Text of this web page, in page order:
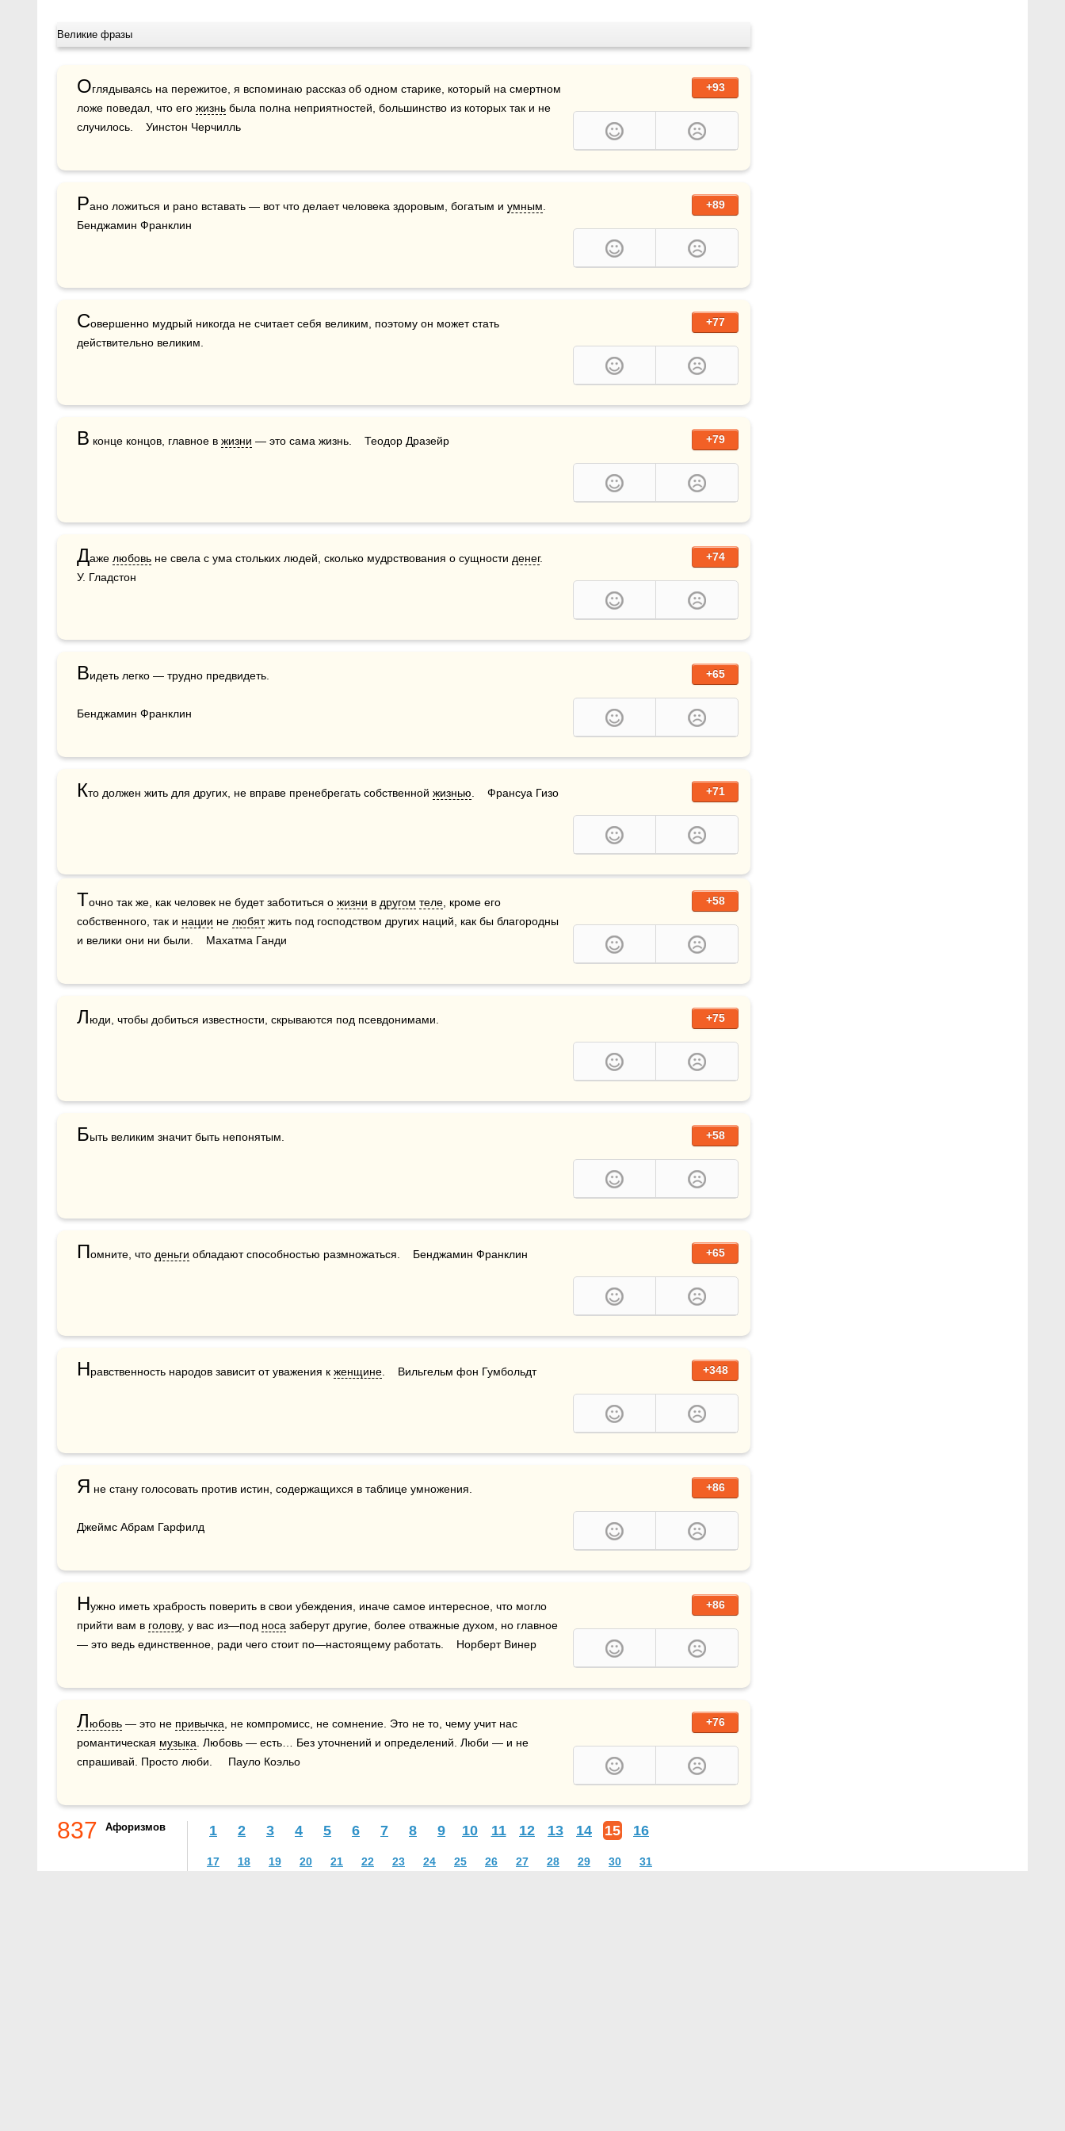
Великие фразы
+93
Оглядываясь на пережитое, я вспоминаю рассказ об одном старике, который на смертном
ложе поведал, что его жизнь была полна неприятностей, большинство из которых так и не
случилось.    Уинстон Черчилль
+89
Рано ложиться и рано вставать — вот что делает человека здоровым, богатым и умным
Бенджамин Франклин
+77
Совершенно мудрый никогда не считает себя великим, поэтому он может стать
действительно великим.
+79
В конце концов, главное в жизни — это сама жизнь.    Теодор Дразейр
+74
Даже любовь не свела с ума стольких людей, сколько мудрствования о сущности денег.
У. Гладстон
+65
Видеть легко — трудно предвидеть.
Бенджамин Франклин
+71
Кто должен жить для других, не вправе пренебрегать собственной жизнью .    Франсуа Гизо
+58
Точно так же, как человек не будет заботиться о жизни в другом теле , кроме его
собственного, так и нации не любят жить под господством других наций, как бы благородны
и велики они ни были.    Махатма Ганди
+75
Люди, чтобы добиться известности, скрываются под псевдонимами.
+58
Быть великим значит быть непонятым.
+65
Помните, что деньги обладают способностью размножаться.    Бенджамин Франклин
+348
Нравственность народов зависит от уважения к женщине .    Вильгельм фон Гумбольдт
+86
Я не стану голосовать против истин, содержащихся в таблице умножения.
Джеймс Абрам Гарфилд
+86
Нужно иметь храбрость поверить в свои убеждения, иначе самое интересное, что могло
прийти вам в голову, у вас из—под носа заберут другие, более отважные духом, но главное
— это ведь единственное, ради чего стоит по—настоящему работать.    Норберт Винер
+76
Любовь — это не привычка , не компромисс, не сомнение. Это не то, чему учит нас
романтическая музыка . Любовь — есть… Без уточнений и определений. Люби — и не
спрашивай. Просто люби.     Пауло Коэльо
837 Афоризмов 1 2 3 4 5 6 7 8 9 10 11 12 13 14 15 16
17 18 19 20 21 22 23 24 25 26 27 28 29 30 31